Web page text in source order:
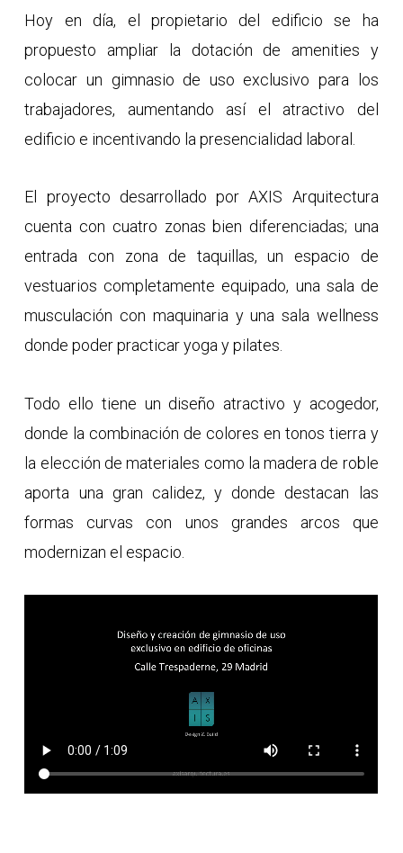
Hoy en día, el propietario del edificio se ha
propuesto ampliar la dotación de amenities y
colocar un gimnasio de uso exclusivo para los
trabajadores, aumentando así el atractivo del
edificio e incentivando la presencialidad laboral.
El proyecto desarrollado por AXIS Arquitectura
cuenta con cuatro zonas bien diferenciadas; una
entrada con zona de taquillas, un espacio de
vestuarios completamente equipado, una sala de
musculación con maquinaria y una sala wellness
donde poder practicar yoga y pilates.
Todo ello tiene un diseño atractivo y acogedor,
donde la combinación de colores en tonos tierra y
la elección de materiales como la madera de roble
aporta una gran calidez, y donde destacan las
formas curvas con unos grandes arcos que
modernizan el espacio.